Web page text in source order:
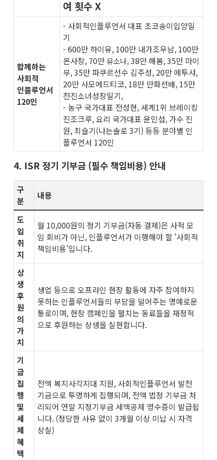
여 횟수 X
함께하는
사회적
인플루언서
120인
- 사회적인플루언서 대표 초코송이입양일
기
- 600만 하이유, 100만 내가조우남, 100만
몬사장, 70만유소나,38만 해봄, 35만 마이
부, 35만 파쿠르선수 김주성, 20만 에투샤,
20만 사모에드티코, 18만 만화선배, 15만
전진소녀성장일기,
- 농구 국가대표 전성현, 세계1위 브레이킹
진조크루, 요리 국가대표 윤민섭, 가수 진
원, 최슬기(나는솔로 3기) 등등 분야별 인
플루언서 120인
4. ISR 정기 기부금 (필수 책임비용) 안내
구
분
내용
도
입
취
지
월 10,000원의 정기 기부금(자동 결제)은 사적 모
임 회비가 아닌, 인플루언서가 이행해야 할 '사회적
책임비용'입니다.​
상
생
후
원
의
가
치
생업 등으로 오프라인 현장 활동에 자주 참여하지
못하는 인플루언서들의 부담을 덜어주는 명예로운
통로이며, 현장 캠페인을 펼치는 동료들을 재정적
으로 후원하는 상생을 실현합니다.
기
금
집
행
및
세
제
혜
택​
전액 복지사각지대 지원, 사회적인플루언서 발전
기금으로 투명하게 집행되며, 전액 법정 기부금 처
리되어 연말 지정기부금 세액공제 영수증이 발급됩
니다. (정당한 사유 없이 3개월 이상 미납 시 자격
상실)